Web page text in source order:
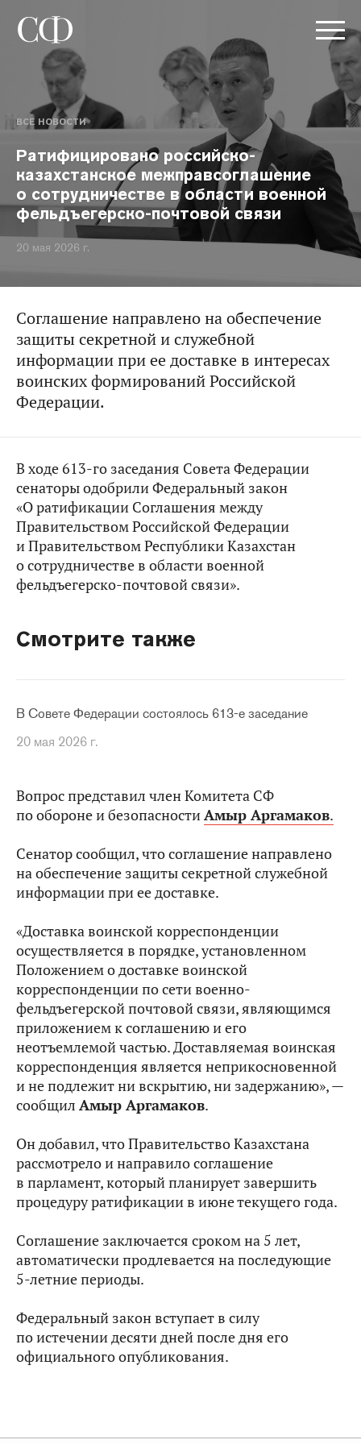
ВСЕ НОВОСТИ
Ратифицировано российско-
казахстанское межправсоглашение
о сотрудничестве в области военной
фельдъегерско-почтовой связи
20 мая 2026 г.
Соглашение направлено на обеспечение
защиты секретной и служебной
информации при ее доставке в интересах
воинских формирований Российской
Федерации.
В ходе 613-го заседания Совета Федерации
сенаторы одобрили Федеральный закон
«О ратификации Соглашения между
Правительством Российской Федерации
и Правительством Республики Казахстан
о сотрудничестве в области военной
фельдъегерско-почтовой связи».
Смотрите также
В Совете Федерации состоялось 613-е заседание
20 мая 2026 г.
Вопрос представил член Комитета СФ
по обороне и безопасностиАмыр Аргамаков.
Сенатор сообщил, что соглашение направлено
на обеспечение защиты секретной служебной
информации при ее доставке.
«Доставка воинской корреспонденции
осуществляется в порядке, установленном
Положением о доставке воинской
корреспонденции по сети военно-
фельдъегерской почтовой связи, являющимся
приложением к соглашению и его
неотъемлемой частью. Доставляемая воинская
корреспонденция является неприкосновенной
и не подлежит ни вскрытию, ни задержанию», —
сообщил Амыр Аргамаков.
Он добавил, что Правительство Казахстана
рассмотрело и направило соглашение
в парламент, который планирует завершить
процедуру ратификации в июне текущего года.
Соглашение заключается сроком на 5 лет,
автоматически продлевается на последующие
5-летние периоды.
Федеральный закон вступает в силу
по истечении десяти дней после дня его
официального опубликования.